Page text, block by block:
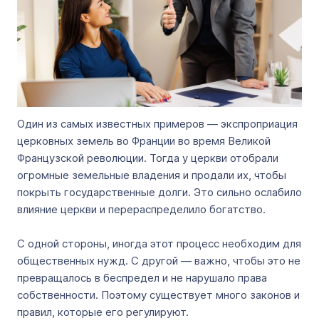
Один из самых известных примеров — экспроприация
церковных земель во Франции во время Великой
Французской революции. Тогда у церкви отобрали
огромные земельные владения и продали их, чтобы
покрыть государственные долги. Это сильно ослабило
влияние церкви и перераспределило богатство.
С одной стороны, иногда этот процесс необходим для
общественных нужд. С другой — важно, чтобы это не
превращалось в беспредел и не нарушало права
собственности. Поэтому существует много законов и
правил, которые его регулируют.